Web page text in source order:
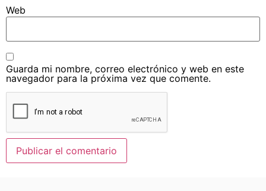
Web
Guarda mi nombre, correo electrónico y web en este
navegador para la próxima vez que comente.